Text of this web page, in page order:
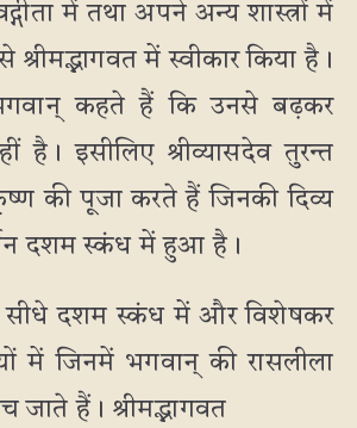
में तथा अपने अन्य शास्त्रों में
में स्वीकार किया है।
कहते हैं कि उनसे बढ़कर
है। इसीलिए श्रीव्यासदेव तुरन्त
की पूजा करते हैं जिनकी दिव्य
दशम स्कंध में हुआ है।
सीधे दशम स्कंध में और विशेषकर
में जिनमें भगवान् की रासलीला
जाते हैं। श्रीमद्भागवत